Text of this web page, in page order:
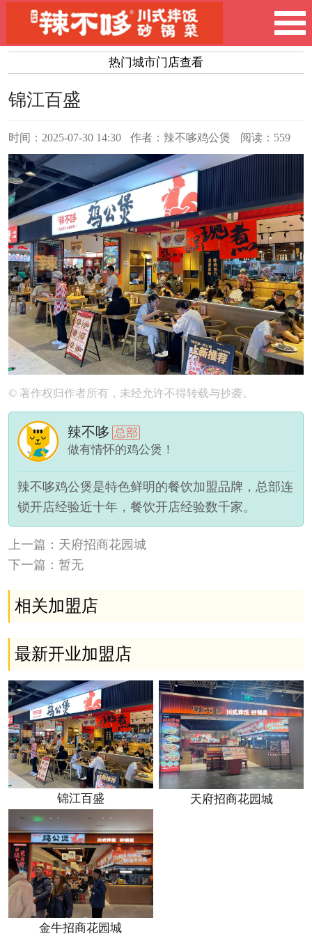
热门城市门店查看
锦江百盛
时间：2025-07-30 14:30 作者：辣不哆鸡公煲 阅读：559
© 著作权归作者所有，未经允许不得转载与抄袭。
辣不哆 总部
做有情怀的鸡公煲！
辣不哆鸡公煲是特色鲜明的餐饮加盟品牌，总部连
锁开店经验近十年，餐饮开店经验数千家。
上一篇：天府招商花园城
下一篇：暂无
相关加盟店
最新开业加盟店
锦江百盛 天府招商花园城
金牛招商花园城